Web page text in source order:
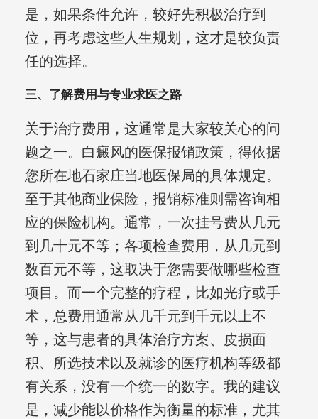
是，如果条件允许，较好先积极治疗到
位，再考虑这些人生规划，这才是较负责
任的选择。
三、了解费用与专业求医之路
关于治疗费用，这通常是大家较关心的问
题之一。白癜风的医保报销政策，得依据
您所在地石家庄当地医保局的具体规定。
至于其他商业保险，报销标准则需咨询相
应的保险机构。通常，一次挂号费从几元
到几十元不等；各项检查费用，从几元到
数百元不等，这取决于您需要做哪些检查
项目。而一个完整的疗程，比如光疗或手
术，总费用通常从几千元到千元以上不
等，这与患者的具体治疗方案、皮损面
积、所选技术以及就诊的医疗机构等级都
有关系，没有一个统一的数字。我的建议
是，减少能以价格作为衡量的标准，尤其